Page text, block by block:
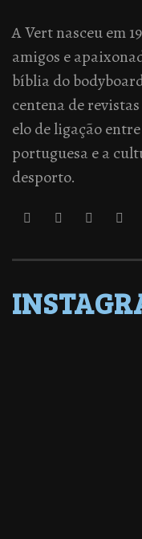
A Vert nasceu em
amigos e
bíblia do
centena de
elo de ligação
portuguesa e a
desporto.